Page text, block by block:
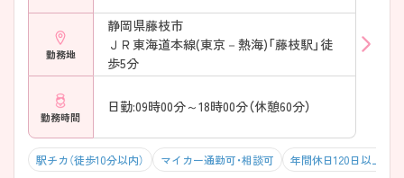
勤務地
静岡県藤枝市
ＪＲ東海道本線(東京－熱海)「藤枝駅」徒
歩5分
勤務時間
日勤:09時00分～18時00分（休憩60分）
駅チカ（徒歩10分以内） マイカー通勤可・相談可 年間休日120日以上